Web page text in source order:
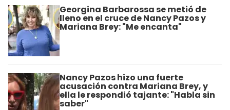
Georgina Barbarossa se metió de
lleno en el cruce de Nancy Pazos y
Mariana Brey: "Me encanta"
Nancy Pazos hizo una fuerte
acusación contra Mariana Brey, y
ella le respondió tajante: "Habla sin
saber"